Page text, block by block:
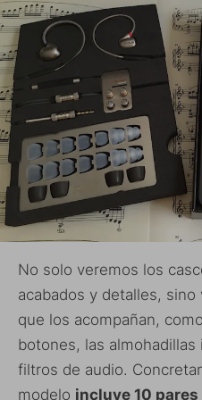
No solo veremos los
acabados y detalles,
que los acompañan,
botones, las
filtros de audio.
modelo incluye 10